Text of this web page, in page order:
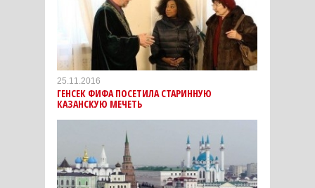
25.11.2016
ГЕНСЕК ФИФА ПОСЕТИЛА СТАРИННУЮ
КАЗАНСКУЮ МЕЧЕТЬ